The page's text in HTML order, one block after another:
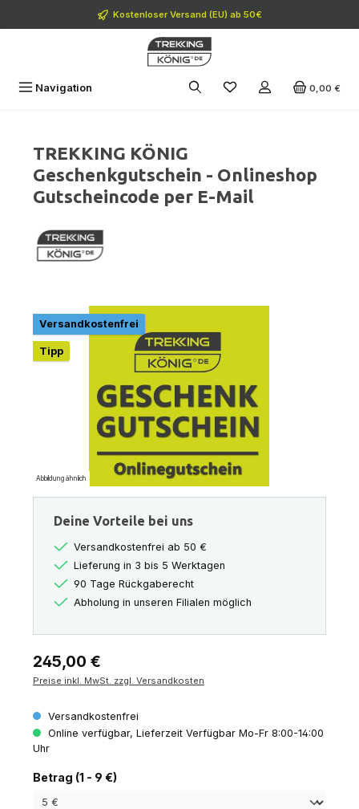
Zum Hauptinhalt springenKostenloser Versand (EU) ab 50€
Navigation 0,00 €
TREKKING KÖNIG
Geschenkgutschein - Onlineshop
Gutscheincode per E-Mail
Bildergalerie überspringen
Versandkostenfrei
Tipp
Abbildung ähnlich
Deine Vorteile bei uns
Versandkostenfrei ab 50 €
Lieferung in 3 bis 5 Werktagen
90 Tage Rückgaberecht
Abholung in unseren Filialen möglich
Regulärer Preis:
245,00 €
Preise inkl. MwSt. zzgl. Versandkosten
Versandkostenfrei
Online verfügbar, Lieferzeit Verfügbar Mo-Fr 8:00-14:00
Uhr
Betrag (1 - 9 €)auswählen